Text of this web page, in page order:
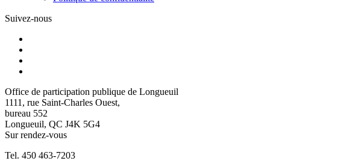
Suivez-nous
Office de participation publique de Longueuil
1111, rue Saint-Charles Ouest,
bureau 552
Longueuil, QC J4K 5G4
Sur rendez-vous
Tel. 450 463-7203